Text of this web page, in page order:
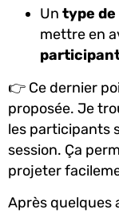
Un type
mettre en
👉 Ce dernier
proposée. Je
les participants
session. Ça
projeter
Après quelques